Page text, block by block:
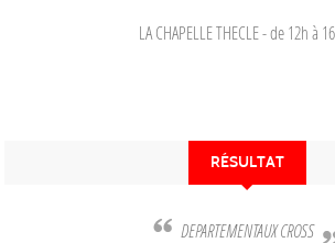
LA CHAPELLE THECLE- de 12h à
RÉSULTAT
DEPARTEMENTAUX CROSS